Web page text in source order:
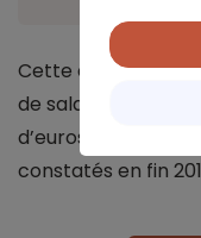
Cette dimension
de salariés,
d’euros d’encours
constatés en fin